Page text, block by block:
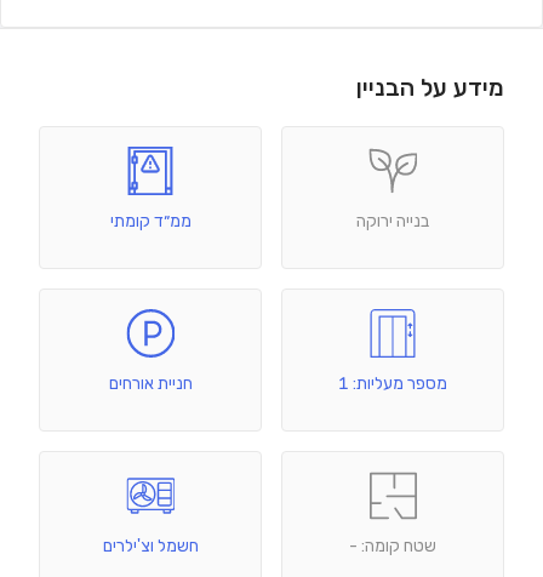
מידע על הבניין
בנייה ירוקה ממ״ד קומתי
מספר מעליות: 1 חניית אורחים
שטח קומה: - חשמל וצ'ילרים